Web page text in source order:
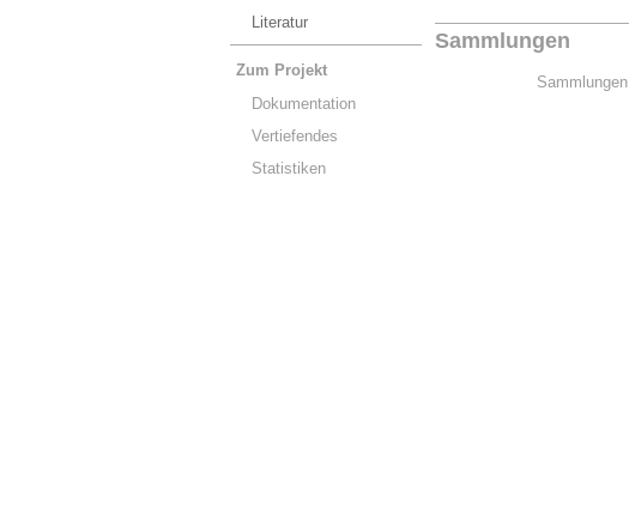
Literatur
Zum Projekt
Dokumentation
Vertiefendes
Statistiken
Sammlungen
Sammlungen